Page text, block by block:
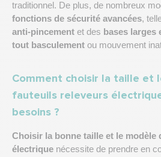
traditionnel. De plus, de nombreux
fonctions de sécurité avancées,
anti-pincement et des bases larges
tout basculement ou mouvement
Comment choisir la taille et
fauteuils releveurs
besoins ?
Choisir la bonne taille et le modèle
électrique nécessite de prendre en